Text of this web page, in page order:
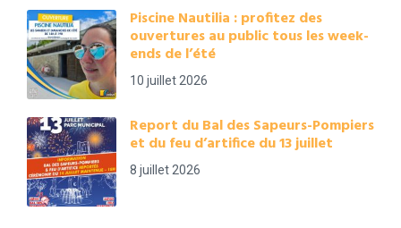
Piscine Nautilia : profitez des
ouvertures au public tous les week-
ends de l’été
10 juillet 2026
Report du Bal des Sapeurs-Pompiers
et du feu d’artifice du 13 juillet
8 juillet 2026